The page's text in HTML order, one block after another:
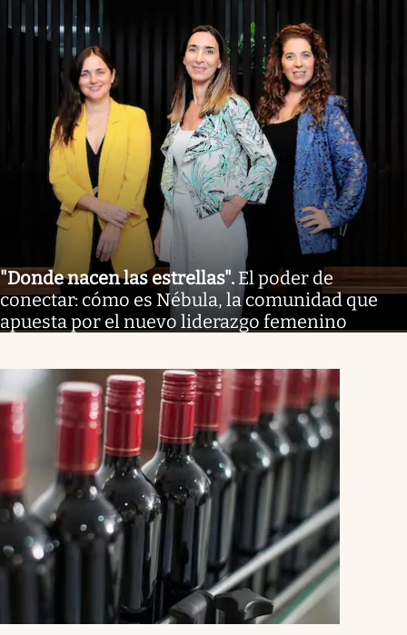
"Donde nacen las estrellas". El poder de
conectar: cómo es Nébula, la comunidad que
apuesta por el nuevo liderazgo femenino